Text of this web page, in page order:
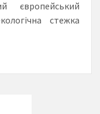
європейський
стежка